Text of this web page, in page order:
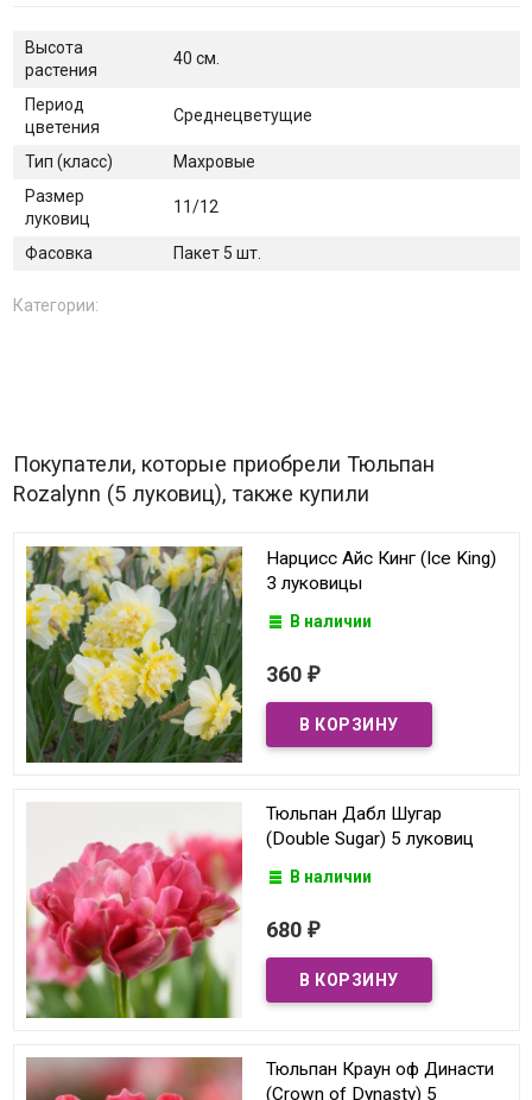
Высота
растения
40 см.
Период
цветения
Среднецветущие
Тип (класс)
Махровые
Размер
луковиц
11/12
Фасовка Пакет 5 шт.
Категории:
Покупатели, которые приобрели Тюльпан
Rozalynn (5 луковиц), также купили
Нарцисс Айс Кинг (Ice King)
3 луковицы
В наличии
360 ₽
Тюльпан Дабл Шугар
(Double Sugar) 5 луковиц
В наличии
680 ₽
Тюльпан Краун оф Династи
(Crown of Dynasty) 5